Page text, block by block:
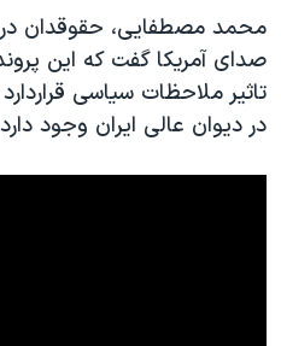
همایش محافظه‌کاران آمریکا
صفحه‌های ویژه
سفر پرزیدنت ترامپ به چین
محمد مصطفایی، حقوقدان
صدای آمریکا گفت که این
تاثیر ملاحظات سیاسی
در دیوان عالی ایران وجود